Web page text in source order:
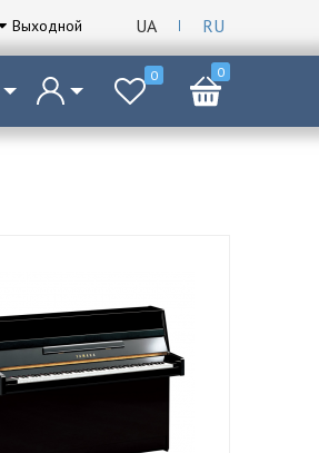
Выходной UA RU
0 0